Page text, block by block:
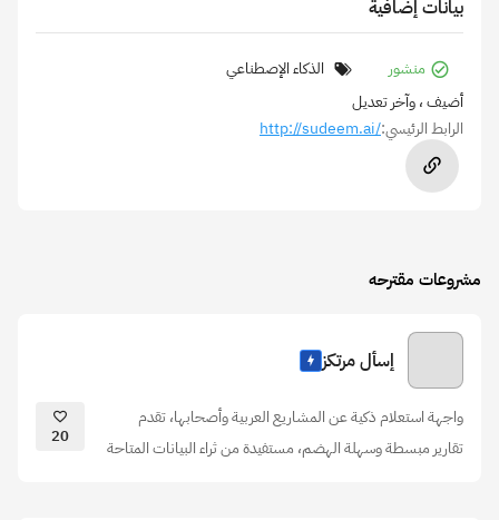
بيانات إضافية
منشور
الذكاء الإصطناعي
أضيف، وآخر تعديل
الرابط الرئيسي:http://sudeem.ai/
مشروعات مقترحه
إسأل مرتكز
واجهة استعلام ذكية عن المشاريع العربية وأصحابها، تقدم
تقارير مبسطة وسهلة الهضم، مستفيدة من ثراء البيانات المتاحة
20